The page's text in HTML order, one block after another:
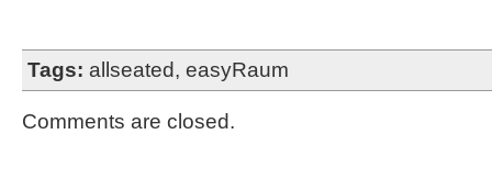
Tags: allseated, easyRaum
Comments are closed.